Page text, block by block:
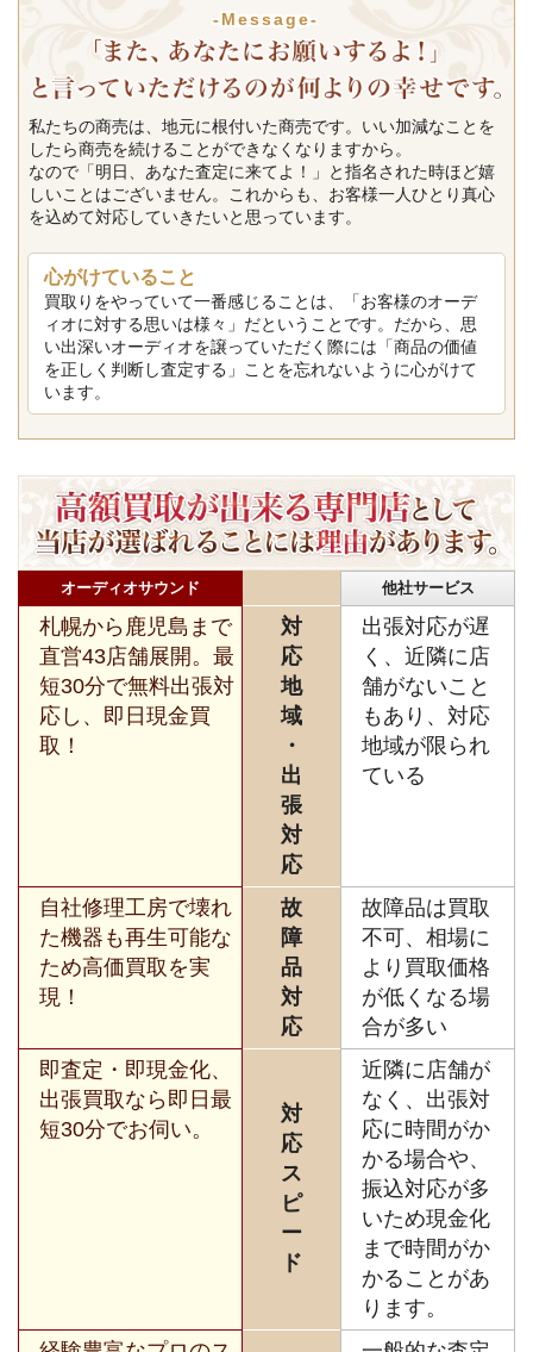
-Message-
私たちの商売は、地元に根付いた商売です。いい加減なことを
したら商売を続けることができなくなりますから。
なので「明日、あなた査定に来てよ！」と指名された時ほど嬉
しいことはございません。これからも、お客様一人ひとり真心
を込めて対応していきたいと思っています。
心がけていること
買取りをやっていて一番感じることは、「お客様のオーデ
ィオに対する思いは様々」だということです。だから、思
い出深いオーディオを譲っていただく際には「商品の価値
を正しく判断し査定する」ことを忘れないように心がけて
います。
オーディオサウンド 他社サービス
札幌から鹿児島まで
直営43店舗展開。最
短30分で無料出張対
応し、即日現金買
取！
対
応
地
域
・
出
張
対
応
出張対応が遅
く、近隣に店
舗がないこと
もあり、対応
地域が限られ
ている
自社修理工房で壊れ
た機器も再生可能な
ため高価買取を実
現！
故
障
品
対
応
故障品は買取
不可、相場に
より買取価格
が低くなる場
合が多い
即査定・即現金化、
出張買取なら即日最
短30分でお伺い。
対
応
ス
ピ
ー
ド
近隣に店舗が
なく、出張対
応に時間がか
かる場合や、
振込対応が多
いため現金化
まで時間がか
かることがあ
ります。